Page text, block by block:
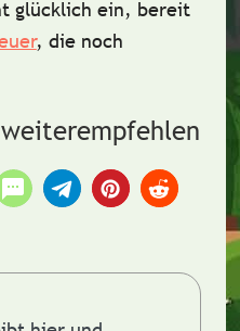
glücklich ein, bereit
, die noch